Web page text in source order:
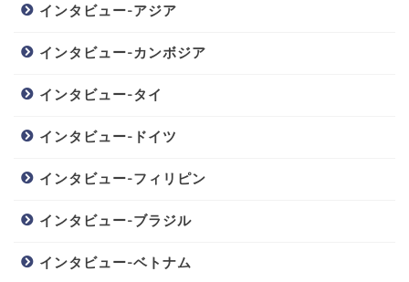
インタビュー-アジア
インタビュー-カンボジア
インタビュー-タイ
インタビュー-ドイツ
インタビュー-フィリピン
インタビュー-ブラジル
インタビュー-ベトナム